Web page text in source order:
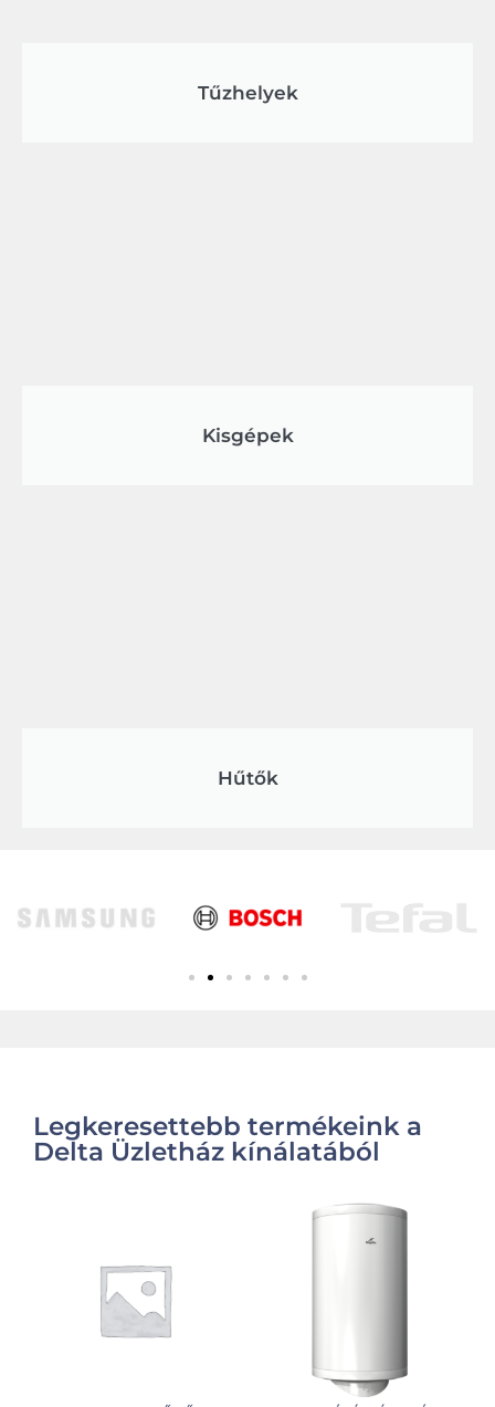
Tűzhelyek
Kisgépek
Hűtők
Legkeresettebb termékeink a
Delta Üzletház kínálatából